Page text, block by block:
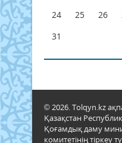
24
25 26
31
© 2026. Tolqyn.kz
Қазақстан
Қоғамдық даму
комитетінің тіркеу